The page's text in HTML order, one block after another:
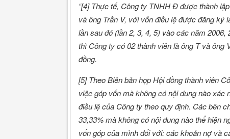
“[4] Thực tế, Công ty TNHHĐ được thành
và ông Trần V, với vốn điều lệ được đăng ký
lần sau đó (lần 2, 3, 4, 5) vào các năm
thì Công ty có 02 thành viên là ông T và ông
đồng.
[5] Theo Biên bản họp Hội đồng thành viên
việc góp vốn mà không có nội dung nào xác
điều lệ của Công ty theo quy định. Các bên
33,33% mà không có nội dung nào thể hiện
vốn góp của mình đối với: các khoản nợ và